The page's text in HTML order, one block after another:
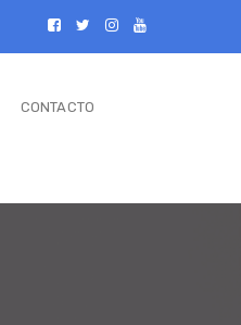
CONTACTO